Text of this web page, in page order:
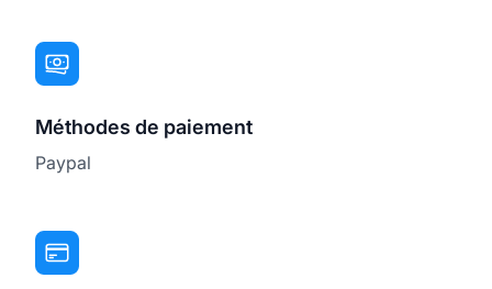
Méthodes de paiement
Paypal